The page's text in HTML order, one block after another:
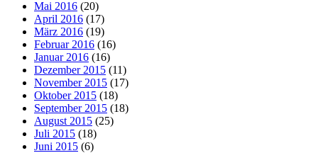
Mai 2016 (20)
April 2016 (17)
März 2016 (19)
Februar 2016 (16)
Januar 2016 (16)
Dezember 2015 (11)
November 2015 (17)
Oktober 2015 (18)
September 2015 (18)
August 2015 (25)
Juli 2015 (18)
Juni 2015 (6)